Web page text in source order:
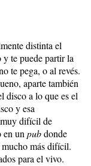
distinta el
y te puede partir la
te pega, o al revés.
aparte también
disco a lo que es el
y esa
difícil de
en unpubdonde
mucho más difícil.
para el vivo.